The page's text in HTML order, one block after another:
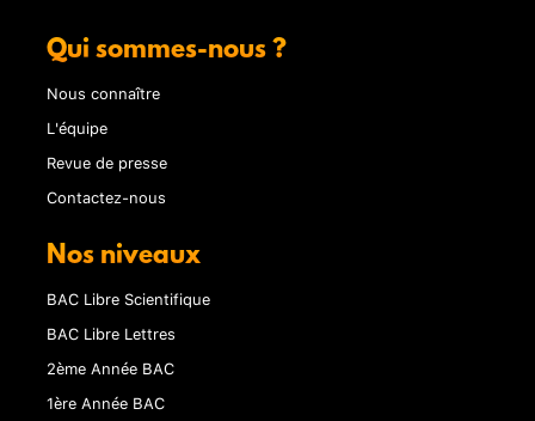
Qui sommes-nous ?
Nous connaître
L'équipe
Revue de presse
Contactez-nous
Nos niveaux
BAC Libre Scientifique
BAC Libre Lettres
2ème Année BAC
1ère Année BAC